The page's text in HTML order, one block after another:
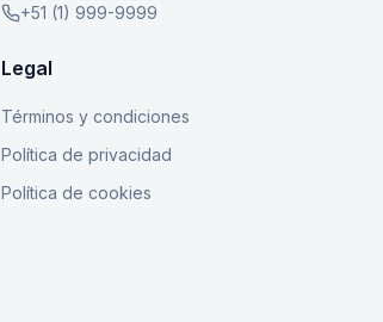
+51 (1) 999-9999
Legal
Términos y condiciones
Política de privacidad
Política de cookies